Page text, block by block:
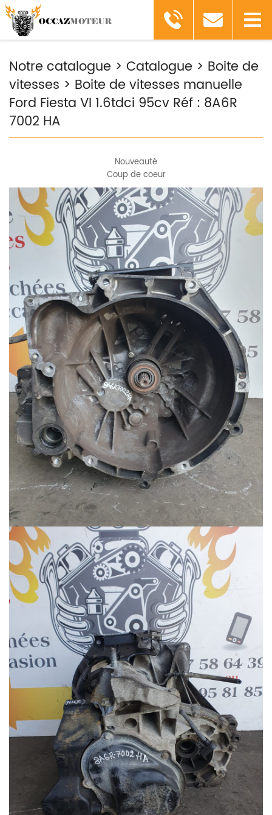
Notre catalogue > Catalogue > Boite de
vitesses > Boite de vitesses manuelle
Ford Fiesta VI 1.6tdci 95cv Réf : 8A6R
7002 HA
Nouveauté
Coup de coeur